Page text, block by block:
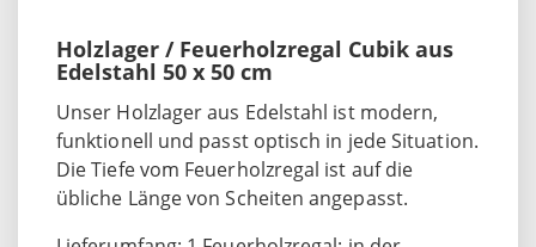
Holzlager / Feuerholzregal Cubik aus
Edelstahl 50 x 50 cm
Unser Holzlager aus Edelstahl ist modern,
funktionell und passt optisch in jede Situation.
Die Tiefe vom Feuerholzregal ist auf die
übliche Länge von Scheiten angepasst.